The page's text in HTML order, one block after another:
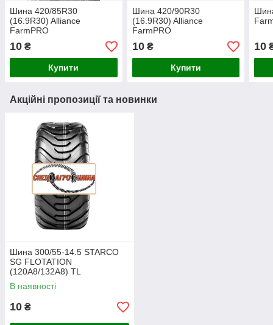
Шина 420/85R30
(16.9R30) Alliance
FarmPRO
10 ₴
Купити
Шина 420/90R30
(16.9R30) Alliance
FarmPRO
10₴
Купити
10
Акційні пропозиції та новинки
Шина 300/55-14.5 STARCO
SG FLOTATION
(120A8/132A8) TL
В наявності
10 ₴